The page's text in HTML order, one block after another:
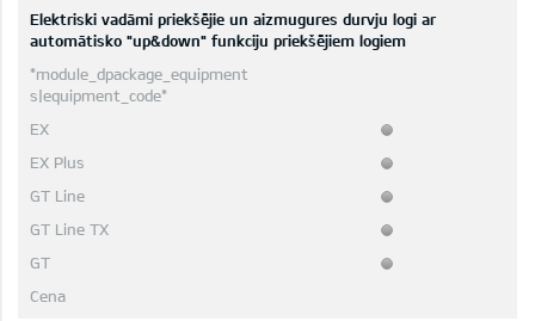
Elektriski vadāmi priekšējie un aizmugures durvju logi ar
automātisko "up&down" funkciju priekšējiem logiem